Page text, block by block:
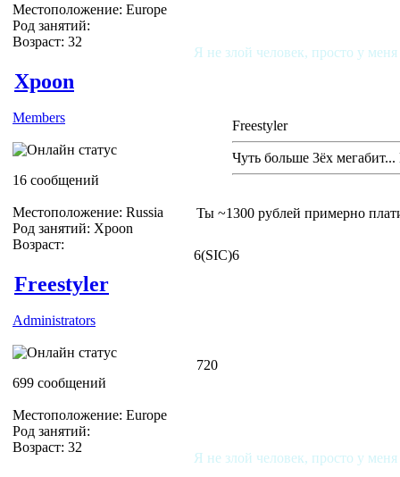
Местоположение: Europe
Род занятий:
Возраст: 32
Я не злой человек, просто у
Xpoon
Members
16 сообщений
Местоположение: Russia
Род занятий: Xpoon
Возраст:
Freestyler
Чуть больше 3ёх
Ты ~1300 рублей примерно
6(SIC)6
Freestyler
Administrators
699 сообщений
Местоположение: Europe
Род занятий:
Возраст: 32
720
Я не злой человек, просто у